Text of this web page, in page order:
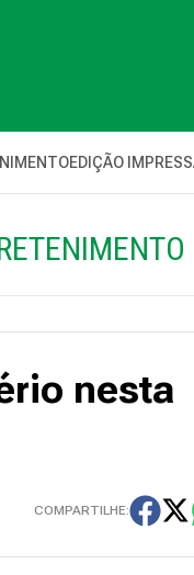
EDIÇÃO
nesta
COMPARTILHE: